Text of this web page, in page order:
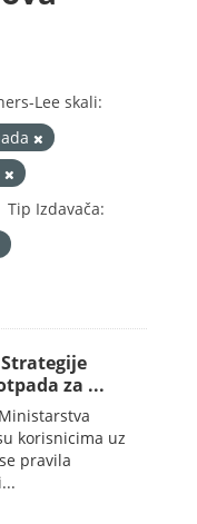
Lee skali:
Tip Izdavača:
za ...
korisnicima uz
pravila